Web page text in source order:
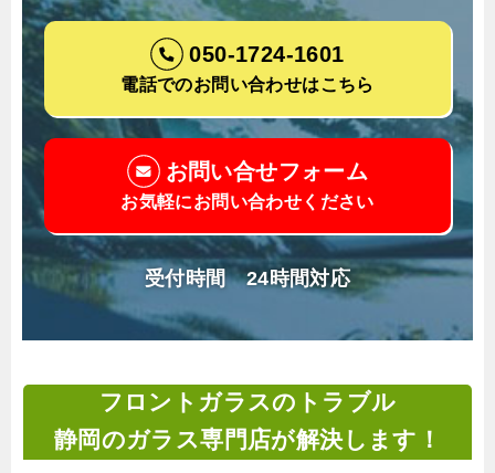
050-1724-1601
電話でのお問い合わせはこちら
お問い合せフォーム
お気軽にお問い合わせください
受付時間 24時間対応
フロントガラスのトラブル
静岡のガラス専門店が解決します！